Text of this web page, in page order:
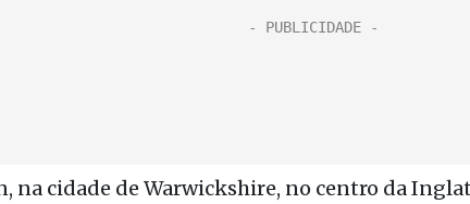
na cidade de Warwickshire, no centro da